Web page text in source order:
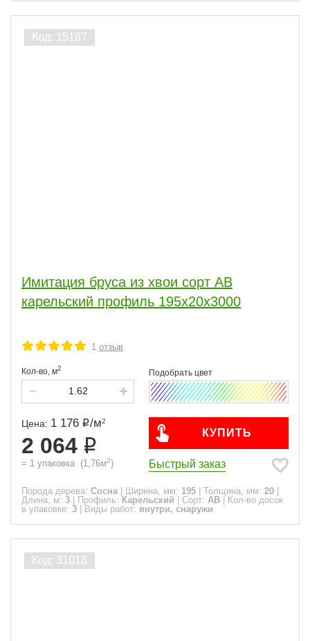
Имитация бруса из хвои сорт АВ
карельский профиль 195x20x3000
1 отзыв
Кол-во, м2
Цена: 1 176 /м2
2 064
= 1 упаковка (1,76м2)
КУПИТЬ
Быстрый заказ
Порода дерева: Сосна Ширина, мм: 195 Толщина, мм: 20
Длина, м: 3 Профиль: Карельский Сорт: АВ
Кол-во досок
в упаковке: 3 Виды работ: внутри, снаружи